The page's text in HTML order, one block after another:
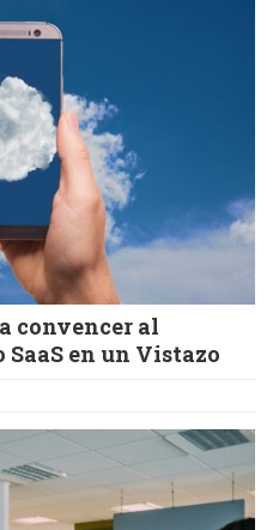
convencer al
en un Vistazo